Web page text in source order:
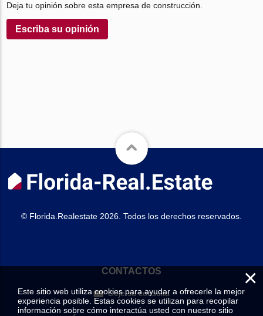
Deja tu opinión sobre esta empresa de construcción.
Escriba su opinión
© Florida.Realestate 2026. Todos los derechos reservados.
CONTACTOS
Deje su consulta
×
Este sitio web utiliza cookies para ayudar a ofrecerle la mejor
experiencia posible. Estas cookies se utilizan para recopilar
información sobre cómo interactúa usted con nuestro sitio